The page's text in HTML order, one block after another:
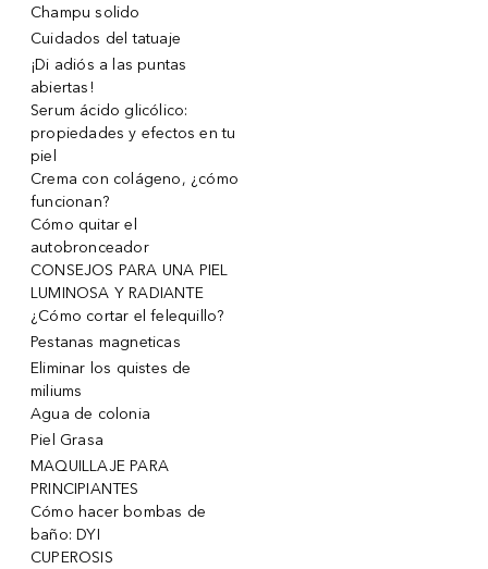
Champu solido
Cuidados del tatuaje
¡Di adiós a las puntas
abiertas!
Serum ácido glicólico:
propiedades y efectos en tu
piel
Crema con colágeno, ¿cómo
funcionan?
Cómo quitar el
autobronceador
CONSEJOS PARA UNA PIEL
LUMINOSA Y RADIANTE
¿Cómo cortar el felequillo?
Pestanas magneticas
Eliminar los quistes de
miliums
Agua de colonia
Piel Grasa
MAQUILLAJE PARA
PRINCIPIANTES
Cómo hacer bombas de
baño: DYI
CUPEROSIS